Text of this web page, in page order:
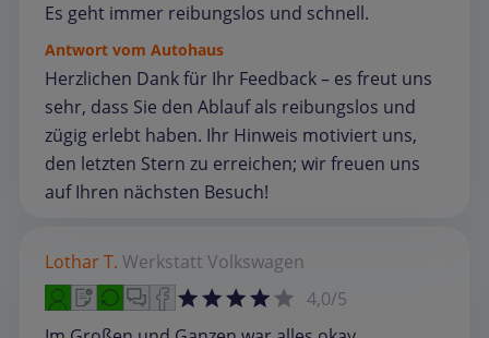
Es geht immer reibungslos und schnell.
Antwort vom Autohaus
Herzlichen Dank für Ihr Feedback – es freut uns
sehr, dass Sie den Ablauf als reibungslos und
zügig erlebt haben. Ihr Hinweis motiviert uns,
den letzten Stern zu erreichen; wir freuen uns
auf Ihren nächsten Besuch!
Lothar T. Werkstatt Volkswagen
4,0/5